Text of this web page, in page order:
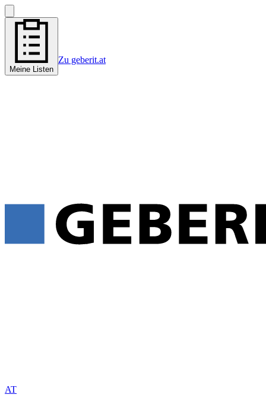
Meine Listen
Zu geberit.at
AT